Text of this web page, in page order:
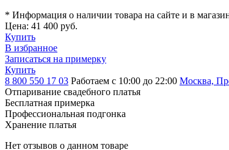
* Информация о наличии товара на сайте и в
Цена: 41 400 руб.
Купить
В избранное
Записаться на примерку
Купить
8 800 550 17 03 Работаем с 10:00 до 22:00 Москва,
Отпаривание свадебного платья
Бесплатная примерка
Профессиональная подгонка
Хранение платья
Нет отзывов о данном товаре